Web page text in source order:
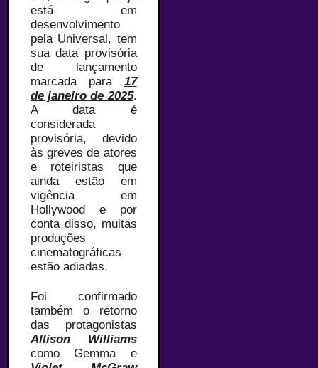
está em
desenvolvimento
pela Universal, tem
sua data provisória
de lançamento
marcada para 17
de janeiro de 2025.
A data é
considerada
provisória, devido
às greves de atores
e roteiristas que
ainda estão em
vigência em
Hollywood e por
conta disso, muitas
produções
cinematográficas
estão adiadas.
Foi confirmado
também o retorno
das protagonistas
Allison Williams
como Gemma e